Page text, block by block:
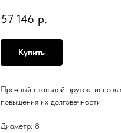
57 146 р.
Купить
Прочный стальной пруток,
повышения их долговечности.
Диаметр: 8